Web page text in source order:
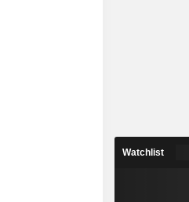
Watchlist